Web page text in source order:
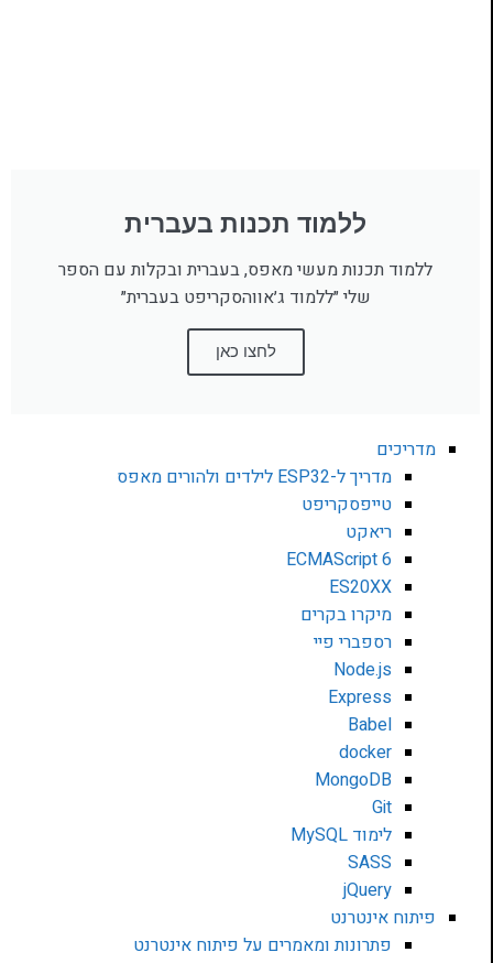
ללמוד תכנות בעברית
ללמוד תכנות מעשי מאפס, בעברית ובקלות עם הספר
שלי ״ללמוד ג׳אווהסקריפט בעברית״
לחצו כאן
מדריכים
מדריך ל-ESP32 לילדים ולהורים מאפס
טייפסקריפט
ריאקט
ECMAScript 6
ES20XX
מיקרו בקרים
רספברי פיי
Node.js
Express
Babel
docker
MongoDB
Git
לימוד MySQL
SASS
jQuery
פיתוח אינטרנט
פתרונות ומאמרים על פיתוח אינטרנט